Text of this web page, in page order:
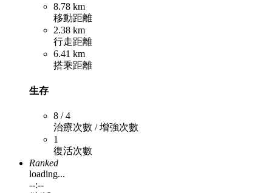
8.78 km
移動距離
2.38 km
行走距離
6.41 km
搭乘距離
生存
8 / 4
治療次數 / 增強次數
1
復活次數
Ranked
loading...
--:--